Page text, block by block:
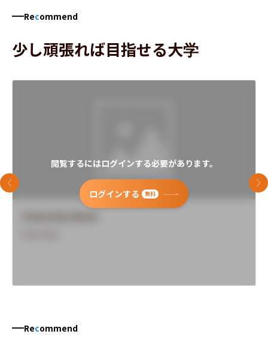
Recommend
少し頑張れば目指せる大学
閲覧するにはログインする必要があります。
ログインする 無料
前のスライド 次
Recommend